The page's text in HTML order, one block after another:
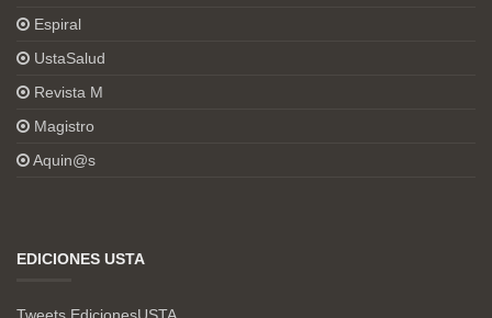
Espiral
UstaSalud
Revista M
Magistro
Aquin@s
EDICIONES USTA